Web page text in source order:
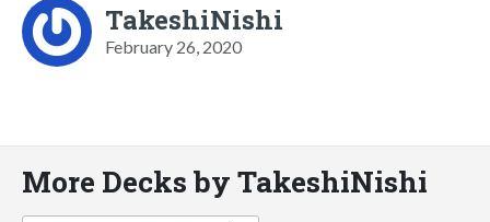
TakeshiNishi
February 26, 2020
More Decks by TakeshiNishi